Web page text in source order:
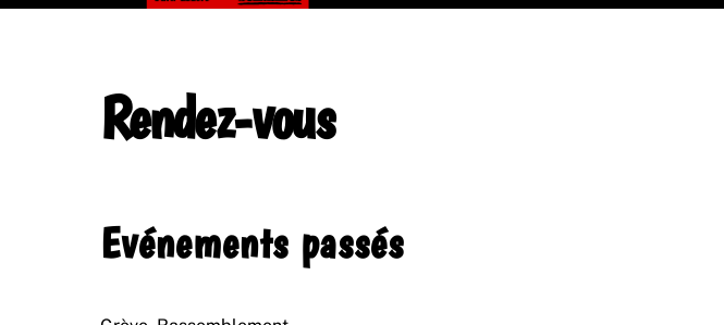
Rendez-vous
Evénements passés